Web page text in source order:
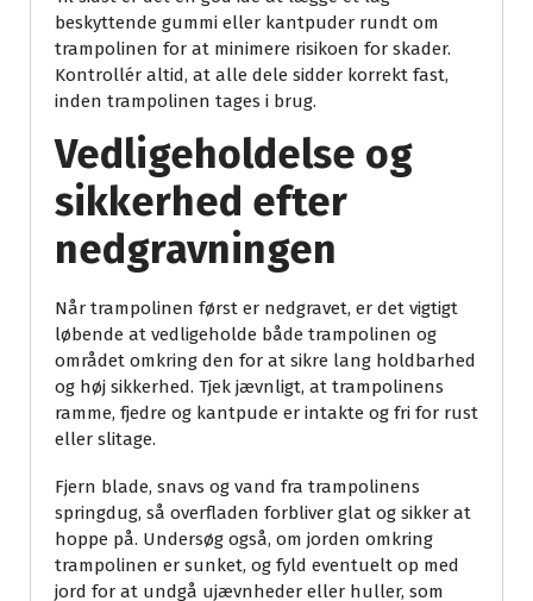
beskyttende gummi eller kantpuder rundt om
trampolinen for at minimere risikoen for skader.
Kontrollér altid, at alle dele sidder korrekt fast,
inden trampolinen tages i brug.
Vedligeholdelse og
sikkerhed efter
nedgravningen
Når trampolinen først er nedgravet, er det vigtigt
løbende at vedligeholde både trampolinen og
området omkring den for at sikre lang holdbarhed
og høj sikkerhed. Tjek jævnligt, at trampolinens
ramme, fjedre og kantpude er intakte og fri for rust
eller slitage.
Fjern blade, snavs og vand fra trampolinens
springdug, så overfladen forbliver glat og sikker at
hoppe på. Undersøg også, om jorden omkring
trampolinen er sunket, og fyld eventuelt op med
jord for at undgå ujævnheder eller huller, som